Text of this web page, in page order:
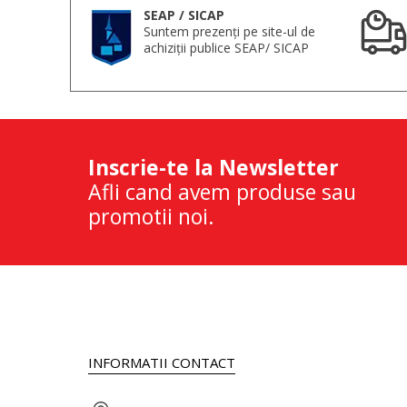
SEAP / SICAP
Suntem prezenți pe site-ul de
achiziții publice SEAP/ SICAP
Inscrie-te la Newsletter
Afli cand avem produse sau
promotii noi.
INFORMATII CONTACT